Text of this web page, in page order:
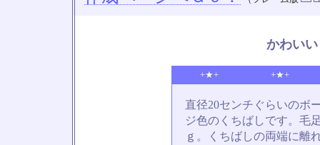
かわい
+★+ +★+
直径20センチぐらいのボ
ジ色のくちばしです。毛
ｇ。くちばしの両端に離